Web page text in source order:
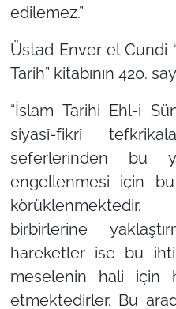
edilemez.”
Üstad Enver el Cundi
Tarih” kitabının 420.
“İslam Tarihi Ehl-i
siyasî-fikrî
seferlerinden bu
engellenmesi için bu
birbirlerine
hareketler ise bu
meselenin hali için
etmektedirler. Bu